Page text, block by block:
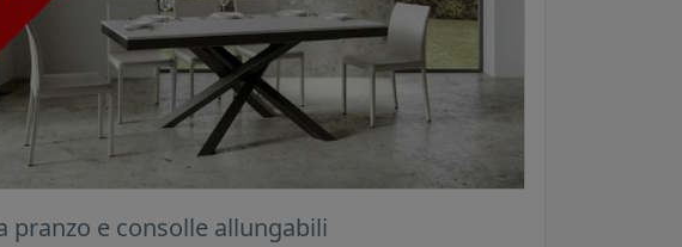
pranzo e consolle allungabili